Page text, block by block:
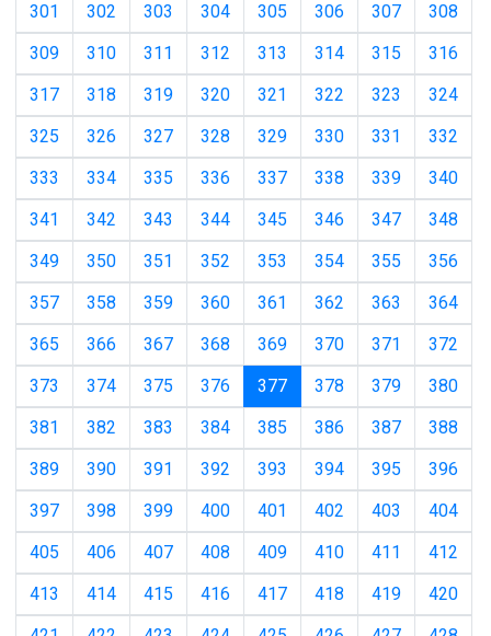
301
302 303 304 305 306 307
308
309
310 311 312 313 314 315
316
317
318 319 320 321 322 323
324
325
326 327 328 329 330 331
332
333
334 335 336 337 338 339
340
341
342 343 344 345 346 347
348
349
350 351 352 353 354 355
356
357
358 359 360 361 362 363
364
365
366 367 368 369 370 371
372
373
374 375 376 377(current)
378 379
380
381
382 383 384 385 386 387
388
389
390 391 392 393 394 395
396
397
398 399 400 401 402 403
404
405
406 407 408 409 410 411
412
413
414 415 416 417 418 419
420